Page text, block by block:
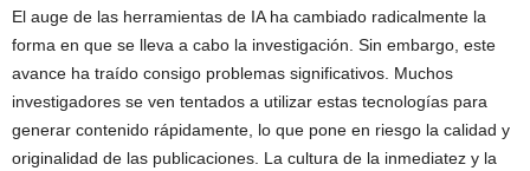
El auge de las herramientas de IA ha cambiado radicalmente la
forma en que se lleva a cabo la investigación. Sin embargo, este
avance ha traído consigo problemas significativos. Muchos
investigadores se ven tentados a utilizar estas tecnologías para
generar contenido rápidamente, lo que pone en riesgo la calidad y
originalidad de las publicaciones. La cultura de la inmediatez y la